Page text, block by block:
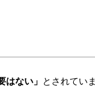
はない」 とされていま